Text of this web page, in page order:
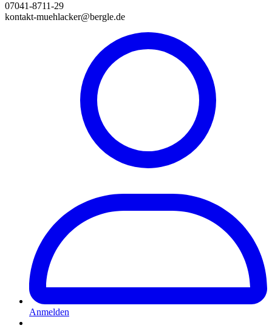
07041-8711-29
kontakt-muehlacker@bergle.de
Anmelden